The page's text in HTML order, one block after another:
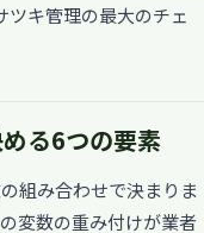
キ管理の最大のチェ
る6つの要素
組み合わせで決まりま
変数の重み付けが業者